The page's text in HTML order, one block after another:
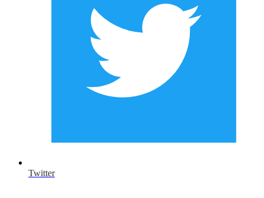
Twitter